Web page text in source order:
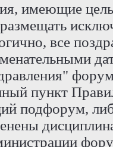
имеющие
все
пункт
подфорум,